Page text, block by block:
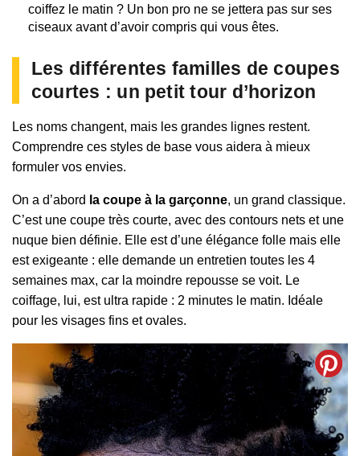
coiffez le matin ? Un bon pro ne se jettera pas sur ses
ciseaux avant d’avoir compris qui vous êtes.
Les différentes familles de coupes
courtes : un petit tour d’horizon
Les noms changent, mais les grandes lignes restent.
Comprendre ces styles de base vous aidera à mieux
formuler vos envies.
On a d’abord la coupe à la garçonne, un grand classique.
C’est une coupe très courte, avec des contours nets et une
nuque bien définie. Elle est d’une élégance folle mais elle
est exigeante : elle demande un entretien toutes les 4
semaines max, car la moindre repousse se voit. Le
coiffage, lui, est ultra rapide : 2 minutes le matin. Idéale
pour les visages fins et ovales.